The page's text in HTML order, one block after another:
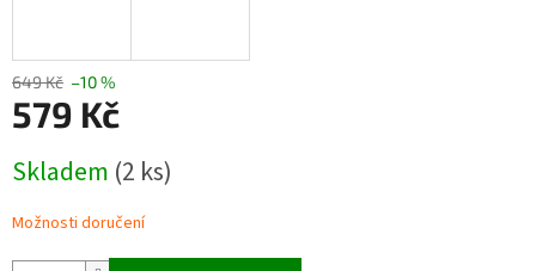
649 Kč –10 %
579 Kč
cena:
Skladem (2 ks)
Možnosti doručení